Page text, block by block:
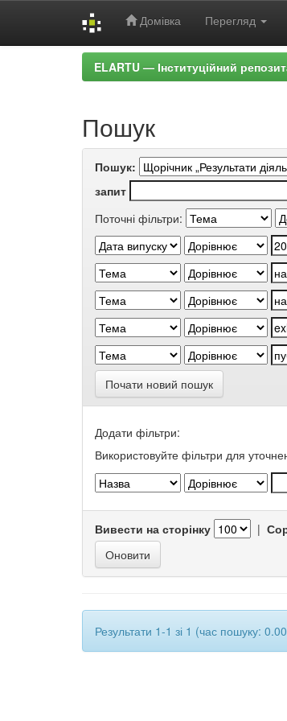
Домівка Перегляд
ELARTU — Інституційний
Пошук
Пошук:
запит
Поточні фільтри:
Почати новий пошук
Додати фільтри:
Використовуйте фільтри для
Вивести на сторінку |
Результати 1-1 зі 1 (час пошуку: